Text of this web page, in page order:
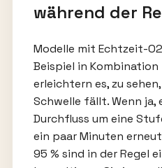
während der
Modelle mit Echtzeit-
Beispiel in Kombination
erleichtern es, zu
Schwelle fällt. Wenn ja,
Durchfluss um eine
ein paar Minuten
95 % sind in der Regel